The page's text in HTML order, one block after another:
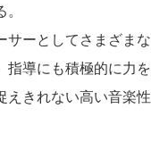
サーとしてさまざま
指導にも積極的に力
えきれない高い音楽